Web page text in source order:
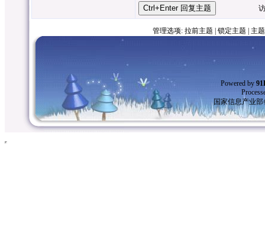
访客
管理选项: 拉前主题 锁定主题 主
Powered by
国家信息产业部